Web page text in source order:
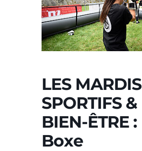
LES MARDIS
SPORTIFS &
BIEN-ÊTRE :
Boxe